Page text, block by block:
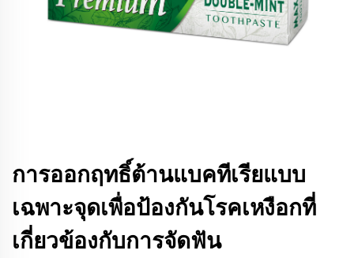
การออกฤทธิ์ต้านแบคทีเรียแบบ
เฉพาะจุดเพื่อป้องกันโรคเหงือกที่
เกี่ยวข้องกับการจัดฟัน